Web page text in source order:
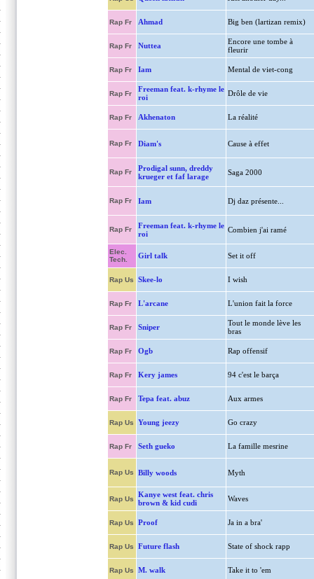
Rap Fr Ahmad Big ben (lartizan remix)
Rap Fr Nuttea
Encore une tombe à
fleurir
Rap Fr Iam Mental de viet-cong
Rap Fr
Freeman feat. k-rhyme le
roi
Drôle de vie
Rap Fr Akhenaton La réalité
Rap Fr Diam's Cause à effet
Rap Fr
Prodigal sunn, dreddy
krueger et faf larage
Saga 2000
Rap Fr Iam Dj daz présente...
Rap Fr
Freeman feat. k-rhyme le
roi
Combien j'ai ramé
Elec.
Tech.
Girl talk Set it off
Rap Us Skee-lo I wish
Rap Fr L'arcane L'union fait la force
Rap Fr Sniper
Tout le monde lève les
bras
Rap Fr Ogb Rap offensif
Rap Fr Kery james 94 c'est le barça
Rap Fr Tepa feat. abuz Aux armes
Rap Us Young jeezy Go crazy
Rap Fr Seth gueko La famille mesrine
Rap Us Billy woods Myth
Rap Us
Kanye west feat. chris
brown & kid cudi
Waves
Rap Us Proof Ja in a bra'
Rap Us Future flash State of shock rapp
Rap Us M. walk Take it to 'em